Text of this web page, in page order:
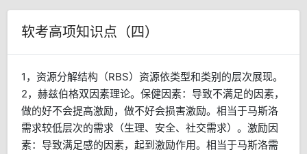
软考高项知识点（四）
1，资源分解结构（RBS）资源依类型和类别的层次展现。
2，赫兹伯格双因素理论。保健因素：导致不满足的因素，
做的好不会提高激励，做不好会损害激励。相当于马斯洛
需求较低层次的需求（生理、安全、社交需求）。激励因
素：导致满足感的因素，起到激励作用。相当于马斯洛需